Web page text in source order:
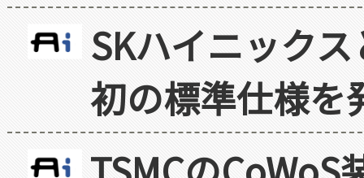
SKハイニック
初の標準仕様を